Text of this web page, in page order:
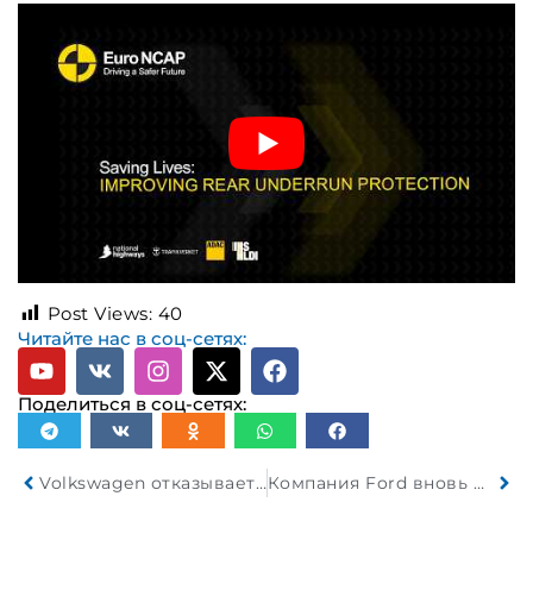
Post Views: 40
Читайте нас в соц-сетях:
Поделиться в соц-сетях:
Volkswagen отказывается от проекта по разработке системы автономного вождения с компанией Bosch стоимостью 1,5 миллиарда евро Компания Ford вновь наняла опытных инженеров после того, как искусственный интеллект не оправдал ожиданий